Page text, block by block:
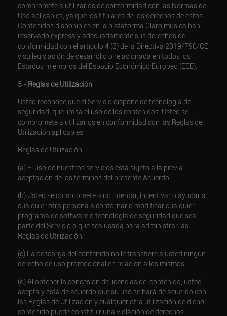
compromete a utilizarlos de conformidad con las Normas de
Uso aplicables, ya que los titulares de los derechos de estos
Contenidos disponibles en la plataforma Claro música han
reservado expresa y adecuadamente sus derechos de
conformidad con el artículo 4 (3) de la Directiva 2019/790/CE
y su legislación de desarrollo o relacionada en todos los
Estados miembros del Espacio Económico Europeo (EEE).
5 - Reglas de Utilización
Usted reconoce que el Servicio dispone de tecnología de
seguridad, que limita el uso de los contenidos. Usted se
compromete a utilizarlos en conformidad con las Reglas de
Utilización aplicables.
Reglas de Utilización
(a) El uso de nuestros servicios está sujeto a la previa
aceptación de los términos del presente Acuerdo;
(b) Usted se compromete a no intentar, incentivar o ayudar a
cualquier otra persona a contornar o modificar cualquier
programa de software o tecnología de seguridad que sea
parte del Servicio o que sea usada para administrar las
Reglas de Utilización.
(c) La descarga del contenido no le transfiere a usted ningún
derecho de uso promocional en relación a los mismos.
(d) Al obtener la concesión de licencias del contenido, usted
acepta y está de acuerdo que su uso se hará de acuerdo con
las Reglas de Utilización y cualquier otra utilización de dicho
contenido puede constituir una violación de derechos